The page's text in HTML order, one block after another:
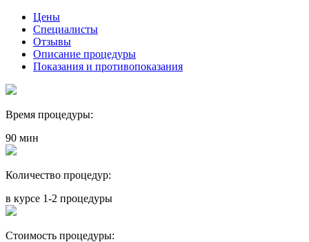
Цены
Специалисты
Отзывы
Описание процедуры
Показания и противопоказания
Время процедуры:
90 мин
Количество процедур:
в курсе 1-2 процедуры
Стоимость процедуры: